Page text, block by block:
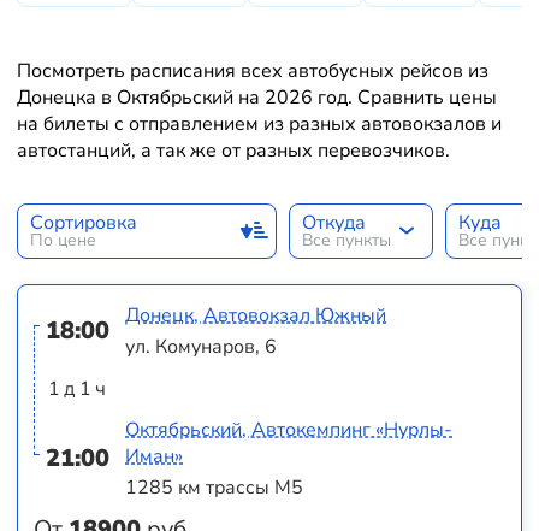
Посмотреть расписания всех автобусных рейсов из
Донецка в Октябрьский на 2026 год. Сравнить цены
на билеты с отправлением из разных автовокзалов и
автостанций, а так же от разных перевозчиков.
Сортировка
По цене
Откуда
Все пункты
Куда
Все
18:00
1 д 1 ч
21:00
Донецк, Автовокзал Южный
ул. Комунаров, 6
Октябрьский, Автокемпинг «Нурлы-
Иман»
1285 км трассы М5